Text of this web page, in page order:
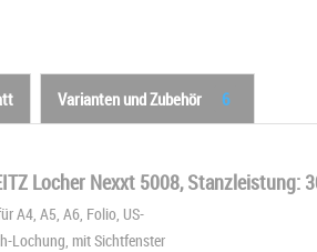
Varianten und Zubehör 6
Locher Nexxt 5008, Stanzleistung:
A4, A5, A6, Folio, US-
Lochung, mit Sichtfenster